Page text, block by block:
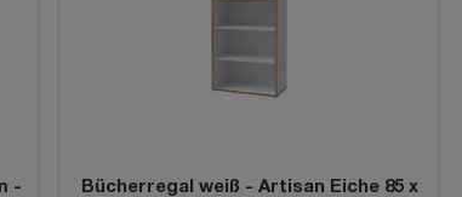
-
Bücherregal weiß - Artisan Eiche 85 x